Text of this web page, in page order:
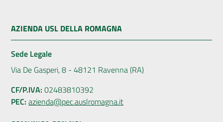
AZIENDA USL DELLA ROMAGNA
Sede Legale
Via De Gasperi, 8 - 48121 Ravenna (RA)
CF/P.IVA: 02483810392
PEC: azienda@pec.auslromagna.it